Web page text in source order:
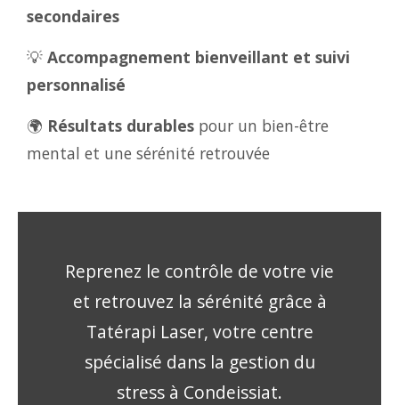
secondaires
💡 Accompagnement bienveillant et suivi
personnalisé
🌍 Résultats durables pour un bien-être
mental et une sérénité retrouvée
Reprenez le contrôle de votre vie
et retrouvez la sérénité grâce à
Tatérapi Laser, votre centre
spécialisé dans la gestion du
stress à Condeissiat.